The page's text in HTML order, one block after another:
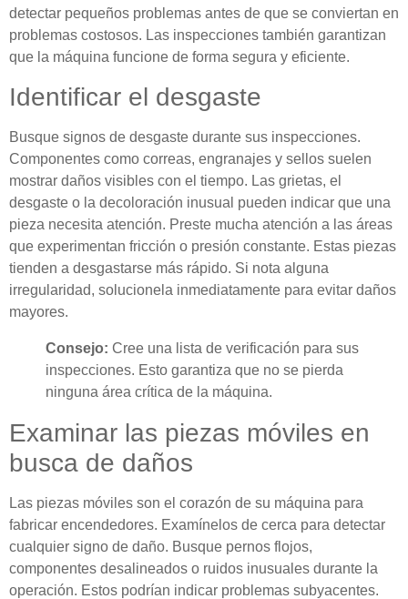
detectar pequeños problemas antes de que se conviertan en
problemas costosos. Las inspecciones también garantizan
que la máquina funcione de forma segura y eficiente.
Identificar el desgaste
Busque signos de desgaste durante sus inspecciones.
Componentes como correas, engranajes y sellos suelen
mostrar daños visibles con el tiempo. Las grietas, el
desgaste o la decoloración inusual pueden indicar que una
pieza necesita atención. Preste mucha atención a las áreas
que experimentan fricción o presión constante. Estas piezas
tienden a desgastarse más rápido. Si nota alguna
irregularidad, solucionela inmediatamente para evitar daños
mayores.
Consejo: Cree una lista de verificación para sus
inspecciones. Esto garantiza que no se pierda
ninguna área crítica de la máquina.
Examinar las piezas móviles en
busca de daños
Las piezas móviles son el corazón de su máquina para
fabricar encendedores. Examínelos de cerca para detectar
cualquier signo de daño. Busque pernos flojos,
componentes desalineados o ruidos inusuales durante la
operación. Estos podrían indicar problemas subyacentes.